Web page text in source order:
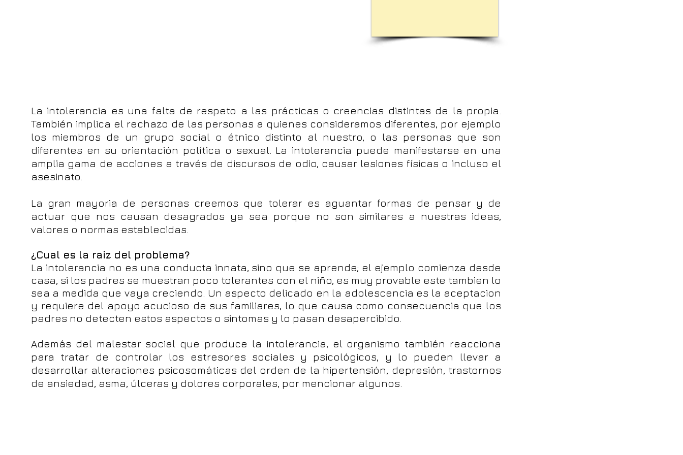
La intolerancia es una falta de respeto a las prácticas o creencias distintas de la propia.
También implica el rechazo de las personas a quienes consideramos diferentes, por ejemplo
los miembros de un grupo social o étnico distinto al nuestro, o las personas que son
diferentes en su orientación política o sexual. La intolerancia puede manifestarse en una
amplia gama de acciones a través de discursos de odio, causar lesiones físicas o incluso el
asesinato.
La gran mayoria de personas creemos que tolerar es aguantar formas de pensar y de
actuar que nos causan desagrados ya sea porque no son similares a nuestras ideas,
valores o normas establecidas.
¿Cual es la raiz del problema?
La intolerancia no es una conducta innata, sino que se aprende; el ejemplo comienza desde
casa, si los padres se muestran poco tolerantes con el niño, es muy provable este tambien lo
sea a medida que vaya creciendo. Un aspecto delicado en la adolescencia es la aceptacion
y requiere del apoyo acucioso de sus familiares, lo que causa como consecuencia que los
padres no detecten estos aspectos o sintomas y lo pasan desapercibido.
Además del malestar social que produce la intolerancia, el organismo también reacciona
para tratar de controlar los estresores sociales y psicológicos, y lo pueden llevar a
desarrollar alteraciones psicosomáticas del orden de la hipertensión, depresión, trastornos
de ansiedad, asma, úlceras y dolores corporales, por mencionar algunos.